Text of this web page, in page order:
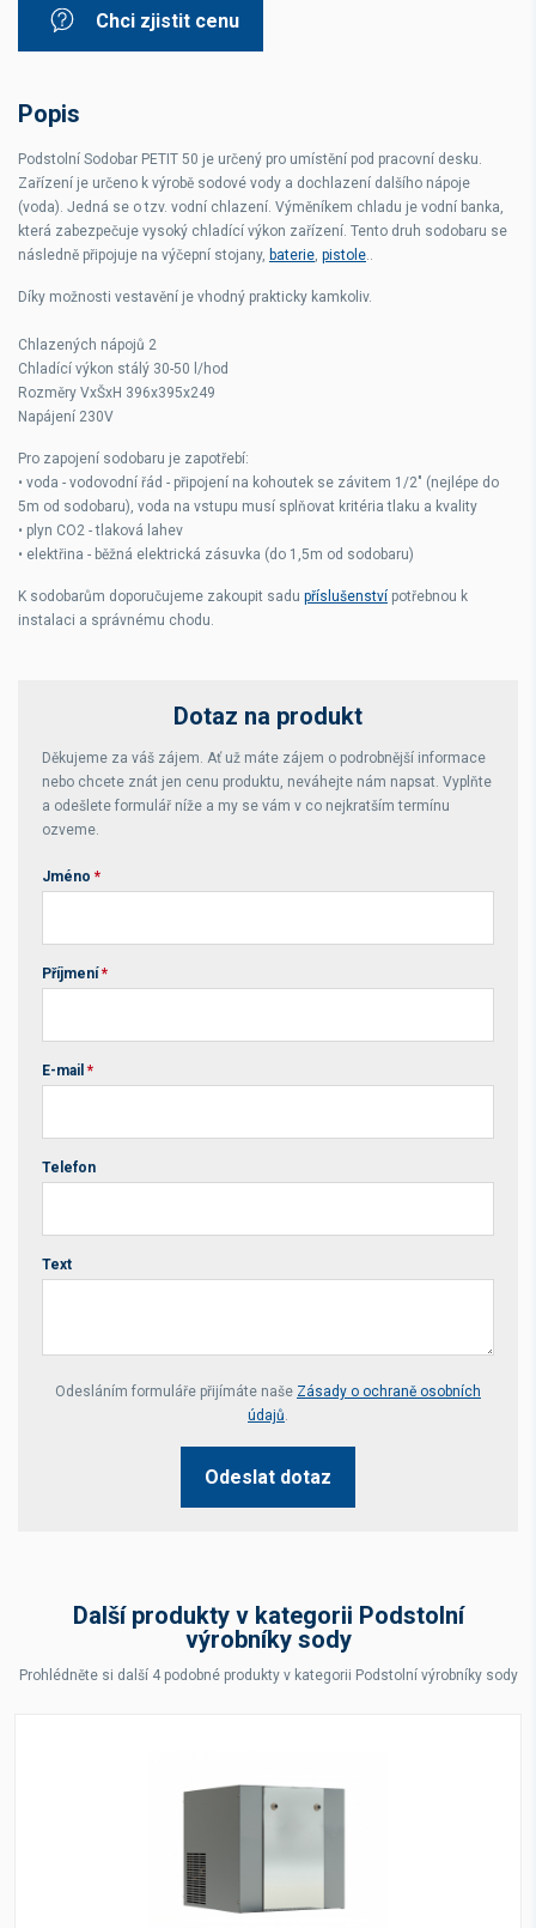
Chci zjistit cenu
Popis
Podstolní Sodobar PETIT 50 je určený pro umístění pod pracovní desku.
Zařízení je určeno k výrobě sodové vody a dochlazení dalšího nápoje
(voda). Jedná se o tzv. vodní chlazení. Výměníkem chladu je vodní banka,
která zabezpečuje vysoký chladící výkon zařízení. Tento druh sodobaru se
následně připojuje na výčepní stojany, baterie, pistole..
Díky možnosti vestavění je vhodný prakticky kamkoliv.
Chlazených nápojů 2
Chladící výkon stálý 30-50 l/hod
Rozměry VxŠxH 396x395x249
Napájení 230V
Pro zapojení sodobaru je zapotřebí:
• voda - vodovodní řád - připojení na kohoutek se závitem 1/2" (nejlépe do
5m od sodobaru), voda na vstupu musí splňovat kritéria tlaku a kvality
• plyn CO2 - tlaková lahev
• elektřina - běžná elektrická zásuvka (do 1,5m od sodobaru)
K sodobarům doporučujeme zakoupit sadu příslušenství potřebnou k
instalaci a správnému chodu.
Dotaz na produkt
Děkujeme za váš zájem. Ať už máte zájem o podrobnější informace
nebo chcete znát jen cenu produktu, neváhejte nám napsat. Vyplňte
a odešlete formulář níže a my se vám v co nejkratším termínu
ozveme.
Jméno *
Příjmení *
E-mail *
Telefon
Text
Your website *
Odesláním formuláře přijímáte naše Zásady o ochraně osobních
údajů.
Odeslat dotaz
Další produkty v kategorii Podstolní
výrobníky sody
Prohlédněte si další 4 podobné produkty v kategorii Podstolní výrobníky sody